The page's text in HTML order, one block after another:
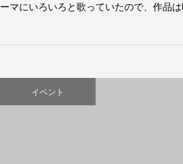
ーマにいろいろと歌っていたので、作品
イベント